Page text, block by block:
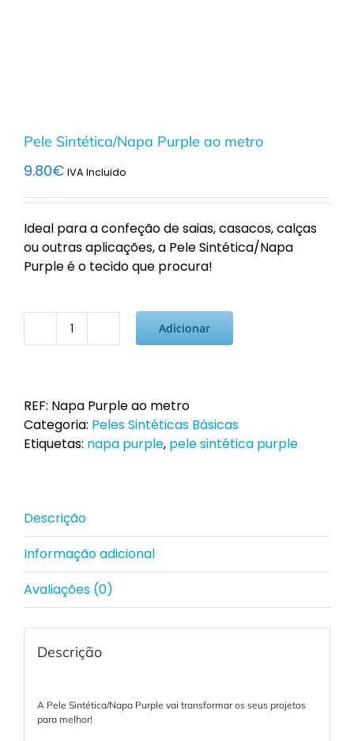
Pele Sintética/Napa Purple ao metro
9.80€ IVA Incluido
Ideal para a confeção de saias, casacos, calças
ou outras aplicações, a Pele Sintética/Napa
Purple é o tecido que procura!
Quantidade
Purple
ao
metro
Adicionar
REF: Napa Purple ao metro
Categoria: Peles Sintéticas Básicas
Etiquetas: napa purple, pele sintética purple
Descrição
Informação adicional
Avaliações (0)
Descrição
A Pele Sintética/Napa Purple vai transformar os seus projetos
para melhor!